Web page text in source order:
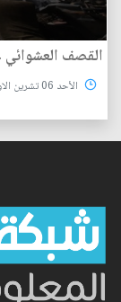
القصف العشوائي
الأحد 06 تشرين الاول 2024